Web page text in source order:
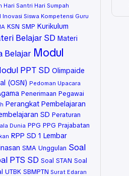
Hari Santri Hari Sumpah
Inovasi Siswa Kompetensi Guru
KSN SMP Kurikulum
Belajar SD Materi
Belajar Modul
PPT SD Olimpaide
(OSN) Pedoman Upacara
Penerimaan Pegawai
Perangkat Pembelajaran
SD Peraturan
Dunia PPG PPG Prajabatan
RPP SD 1 Lembar
SMA Unggulan Soal
PTS SD Soal STAN Soal
UTBK SBMPTN Surat Edaran